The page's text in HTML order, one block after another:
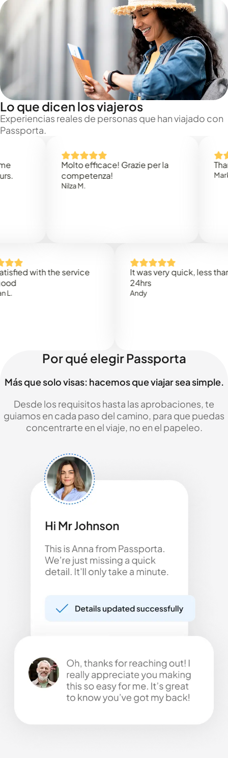
Lo que dicen los viajeros
Experiencias reales de personas que han viajado con
Passporta.
Molto efficace! Grazie per la
competenza!
Thank
with the service
It was very quick, less than
Por qué elegir Passporta
Más que solo visas: hacemos que viajar sea simple.
Desde los requisitos hasta las aprobaciones, te
guiamos en cada paso del camino, para que puedas
concentrarte en el viaje, no en el papeleo.